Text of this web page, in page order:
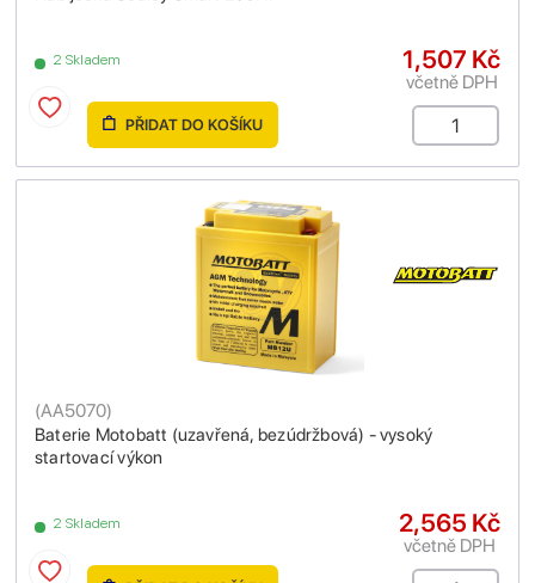
2 Skladem 1,507 Kč
včetně DPH
PŘIDAT DO KOŠÍKU
Baterie Motobatt (uzavřená, bezúdržbová) - vysoký
startovací výkon
(AA5070)
2 Skladem 2,565 Kč
včetně DPH